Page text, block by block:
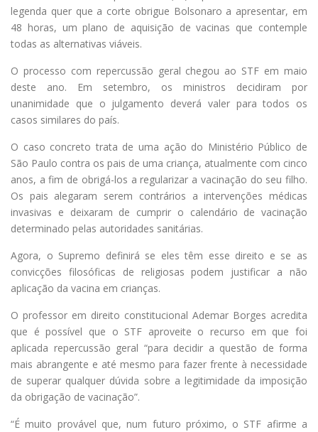
legenda quer que a corte obrigue Bolsonaro a apresentar, em
48 horas, um plano de aquisição de vacinas que contemple
todas as alternativas viáveis.
O processo com repercussão geral chegou ao STF em maio
deste ano. Em setembro, os ministros decidiram por
unanimidade que o julgamento deverá valer para todos os
casos similares do país.
O caso concreto trata de uma ação do Ministério Público de
São Paulo contra os pais de uma criança, atualmente com cinco
anos, a fim de obrigá-los a regularizar a vacinação do seu filho.
Os pais alegaram serem contrários a intervenções médicas
invasivas e deixaram de cumprir o calendário de vacinação
determinado pelas autoridades sanitárias.
Agora, o Supremo definirá se eles têm esse direito e se as
convicções filosóficas de religiosas podem justificar a não
aplicação da vacina em crianças.
O professor em direito constitucional Ademar Borges acredita
que é possível que o STF aproveite o recurso em que foi
aplicada repercussão geral “para decidir a questão de forma
mais abrangente e até mesmo para fazer frente à necessidade
de superar qualquer dúvida sobre a legitimidade da imposição
da obrigação de vacinação”.
“É muito provável que, num futuro próximo, o STF afirme a